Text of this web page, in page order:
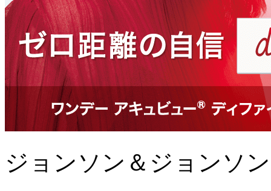
ジョンソン＆ジョンソン